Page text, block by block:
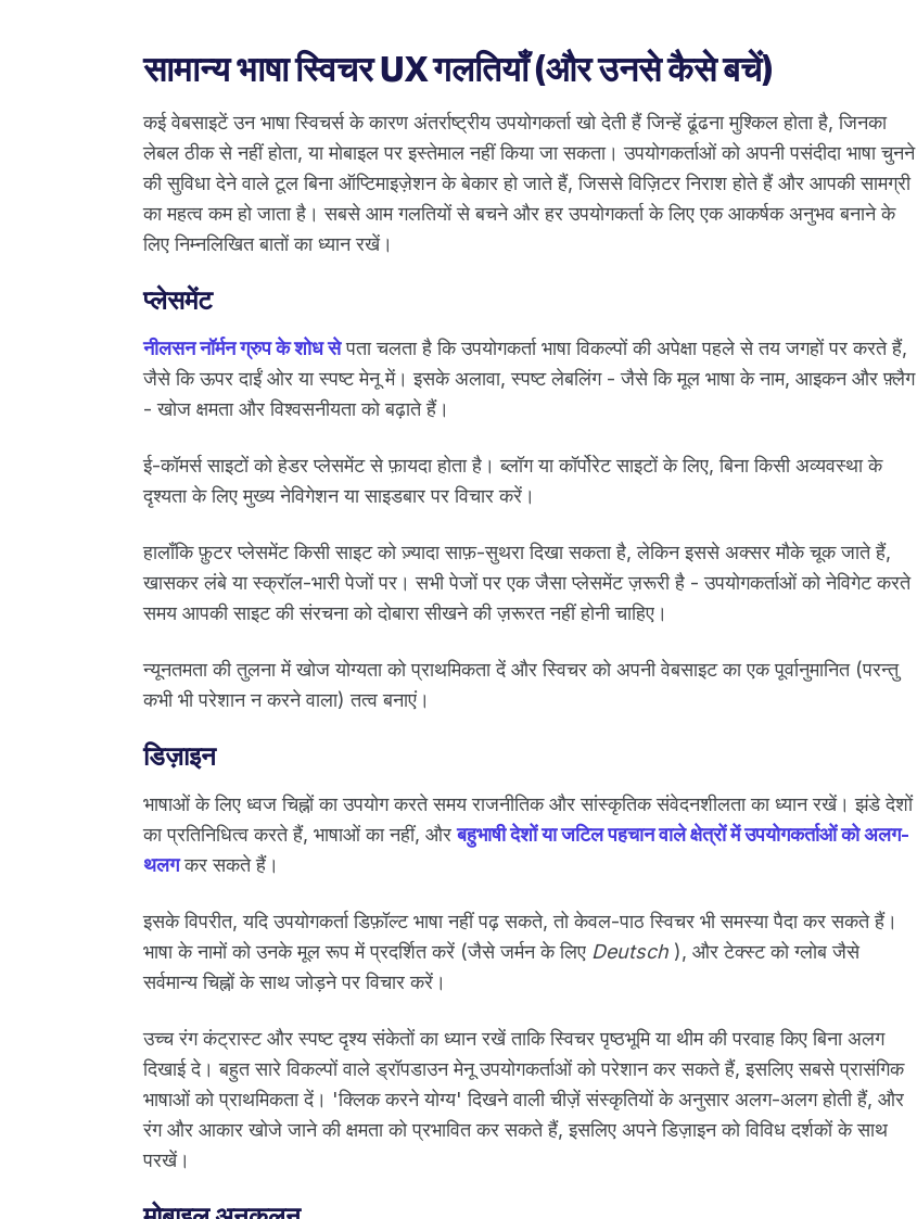
सामान्य भाषा स्विचर UX गलतियाँ (और उनसे कैसे बचें)
कई वेबसाइटें उन भाषा स्विचर्स के कारण अंतर्राष्ट्रीय उपयोगकर्ता खो देती हैं जिन्हें ढूंढना मुश्किल होता है, जिनका
लेबल ठीक से नहीं होता, या मोबाइल पर इस्तेमाल नहीं किया जा सकता। उपयोगकर्ताओं को अपनी पसंदीदा भाषा चुनने
की सुविधा देने वाले टूल बिना ऑप्टिमाइज़ेशन के बेकार हो जाते हैं, जिससे विज़िटर निराश होते हैं और आपकी सामग्री
का महत्व कम हो जाता है। सबसे आम गलतियों से बचने और हर उपयोगकर्ता के लिए एक आकर्षक अनुभव बनाने के
लिए निम्नलिखित बातों का ध्यान रखें।
प्लेसमेंट
नीलसन नॉर्मन ग्रुप के शोध सेपता चलता है कि उपयोगकर्ता भाषा विकल्पों की अपेक्षा पहले से तय जगहों पर करते हैं,
जैसे कि ऊपर दाईं ओर या स्पष्ट मेनू में। इसके अलावा, स्पष्ट लेबलिंग - जैसे कि मूल भाषा के नाम, आइकन और फ़्लैग
- खोज क्षमता और विश्वसनीयता को बढ़ाते हैं।
ई-कॉमर्स साइटों को हेडर प्लेसमेंट से फ़ायदा होता है। ब्लॉग या कॉर्पोरेट साइटों के लिए, बिना किसी अव्यवस्था के
दृश्यता के लिए मुख्य नेविगेशन या साइडबार पर विचार करें।
हालाँकि फ़ुटर प्लेसमेंट किसी साइट को ज़्यादा साफ़-सुथरा दिखा सकता है, लेकिन इससे अक्सर मौके चूक जाते हैं,
खासकर लंबे या स्क्रॉल-भारी पेजों पर। सभी पेजों पर एक जैसा प्लेसमेंट ज़रूरी है - उपयोगकर्ताओं को नेविगेट करते
समय आपकी साइट की संरचना को दोबारा सीखने की ज़रूरत नहीं होनी चाहिए।
न्यूनतमता की तुलना में खोज योग्यता को प्राथमिकता दें और स्विचर को अपनी वेबसाइट का एक पूर्वानुमानित (परन्तु
कभी भी परेशान न करने वाला) तत्व बनाएं।
डिज़ाइन
भाषाओं के लिए ध्वज चिह्नों का उपयोग करते समय राजनीतिक और सांस्कृतिक संवेदनशीलता का ध्यान रखें। झंडे देशों
का प्रतिनिधित्व करते हैं, भाषाओं का नहीं, औरबहुभाषी देशों या जटिल पहचान वाले क्षेत्रों में उपयोगकर्ताओं को अलग-
थलगकर सकते हैं।
इसके विपरीत, यदि उपयोगकर्ता डिफ़ॉल्ट भाषा नहीं पढ़ सकते, तो केवल-पाठ स्विचर भी समस्या पैदा कर सकते हैं।
भाषा के नामों को उनके मूल रूप में प्रदर्शित करें (जैसे जर्मन के लिए Deutsch ), और टेक्स्ट को ग्लोब जैसे
सर्वमान्य चिह्नों के साथ जोड़ने पर विचार करें।
उच्च रंग कंट्रास्ट और स्पष्ट दृश्य संकेतों का ध्यान रखें ताकि स्विचर पृष्ठभूमि या थीम की परवाह किए बिना अलग
दिखाई दे। बहुत सारे विकल्पों वाले ड्रॉपडाउन मेनू उपयोगकर्ताओं को परेशान कर सकते हैं, इसलिए सबसे प्रासंगिक
भाषाओं को प्राथमिकता दें। 'क्लिक करने योग्य' दिखने वाली चीज़ें संस्कृतियों के अनुसार अलग-अलग होती हैं, और
रंग और आकार खोजे जाने की क्षमता को प्रभावित कर सकते हैं, इसलिए अपने डिज़ाइन को विविध दर्शकों के साथ
परखें।